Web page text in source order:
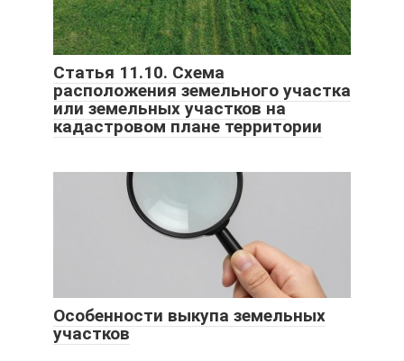
Статья 11.10. Схема
расположения земельного участка
или земельных участков на
кадастровом плане территории
Особенности выкупа земельных
участков